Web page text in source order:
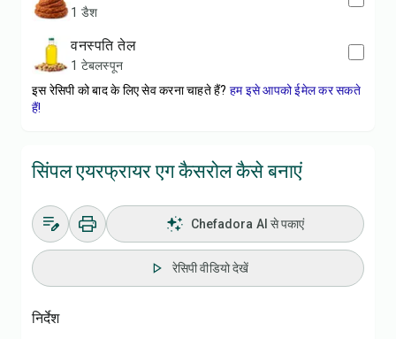
1 डैश
वनस्पति तेल
1 टेबलस्पून
इस रेसिपी को बाद के लिए सेव करना चाहते हैं? हम इसे आपको ईमेल कर सकते
हैं!
सिंपल एयरफ्रायर एग कैसरोल कैसे बनाएं
Chefadora AI से पकाएं
रेसिपी वीडियो देखें
निर्देश